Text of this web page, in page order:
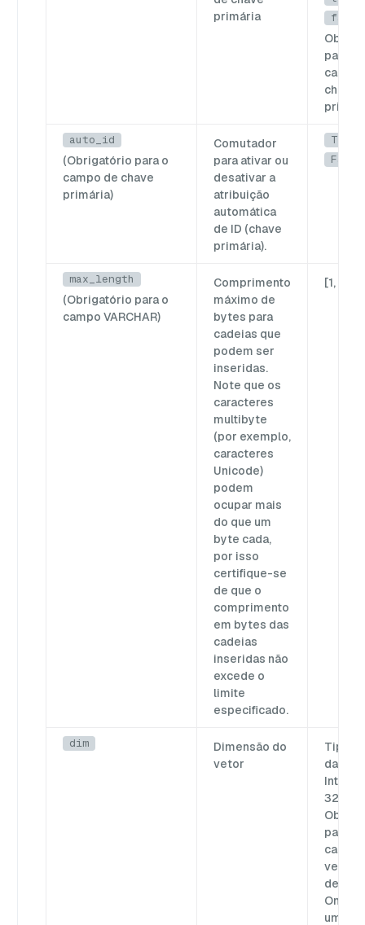
primária
false
para o
campo
chave
auto_id
(Obrigatório para o
campo de chave
primária)
Comutador
para ativar ou
desativar a
atribuição
automática
de ID (chave
primária).
True
False
max_length
(Obrigatório para o
campo VARCHAR)
Comprimento
máximo de
bytes para
cadeias que
podem ser
inseridas.
Note que os
caracteres
multibyte
(por exemplo,
caracteres
Unicode)
podem
ocupar mais
do que um
byte cada,
por isso
certifique-se
de que o
comprimento
em bytes das
cadeias
inseridas não
excede o
limite
especificado.
[1,
dim
Dimensão do
vetor
Tipo
dados:
para
campo
vetor
denso.
Omitir
um